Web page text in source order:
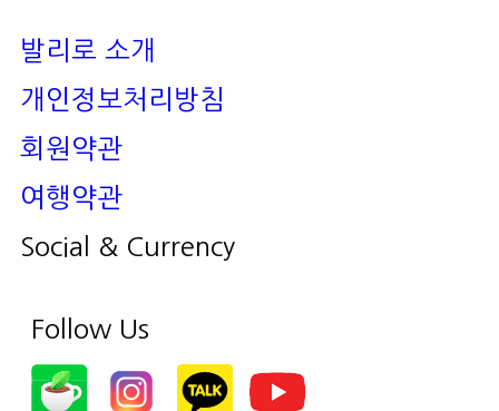
발리로 소개
개인정보처리방침
회원약관
여행약관
Social & Currency
Follow Us